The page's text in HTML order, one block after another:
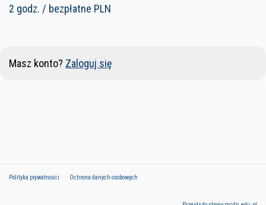
2 godz. / bezpłatne PLN
Masz konto? Zaloguj się
Polityka prywatności Ochrona danych osobowych